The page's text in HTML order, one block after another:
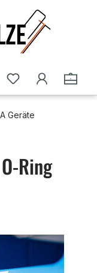
Du hast 0
Geräte
Ring